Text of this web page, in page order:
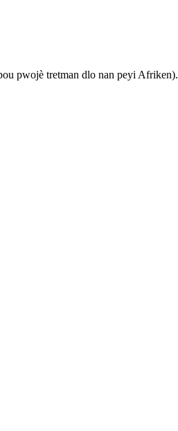
pwojè tretman dlo nan peyi Afriken).